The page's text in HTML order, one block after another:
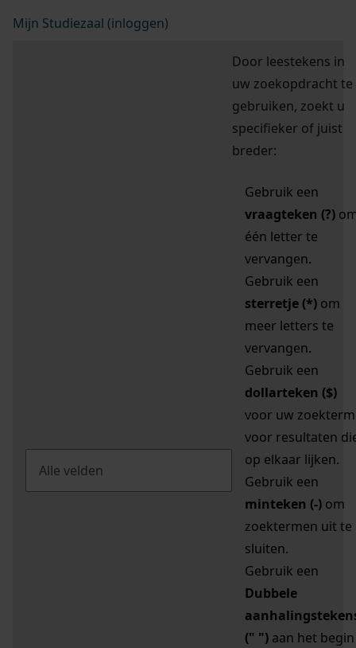
Mijn Studiezaal (inloggen)
Door leestekens in
uw zoekopdracht te
gebruiken, zoekt u
specifieker of juist
breder:
Gebruik een
vraagteken (?)
één letter te
vervangen.
Gebruik een
sterretje (*) om
meer letters te
vervangen.
Gebruik een
dollarteken ($)
voor uw zoekterm
voor resultaten
op elkaar lijken.
Gebruik een
minteken (-) om
zoektermen uit te
sluiten.
Gebruik een
Dubbele
(" ") aan het begin